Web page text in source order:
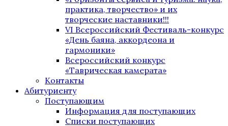
практика, творчество» и их
творческие наставники!!!
VI Всероссийский Фестиваль-конкурс
«День баяна, аккордеона и
гармоники»
Всероссийский конкурс
«Таврическая камерата»
Контакты
Абитуриенту
Поступающим
Информация для поступающих
Списки поступающих